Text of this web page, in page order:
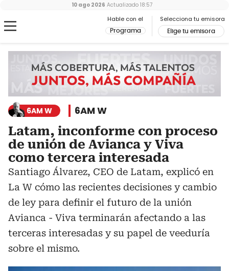
Hable con el
Programa
Selecciona tu emisora
Elige tu emisora
10 ago 2026 Actualizado 18:57
6AM W 6AM W
Latam, inconforme con proceso
de unión de Avianca y Viva
como tercera interesada
Santiago Álvarez, CEO de Latam, explicó en
La W cómo las recientes decisiones y cambio
de ley para definir el futuro de la unión
Avianca - Viva terminarán afectando a las
terceras interesadas y su papel de veeduría
sobre el mismo.